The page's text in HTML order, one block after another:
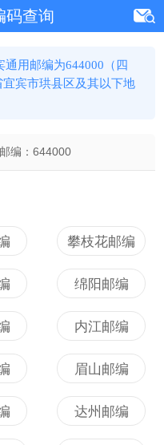
码查询
用邮编为644000（四
宾市珙县区及其以下地
编： 644000
攀枝花邮编
绵阳邮编
内江邮编
眉山邮编
达州邮编